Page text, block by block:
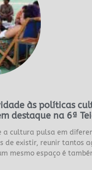
às políticas
destaque na 6ª
a cultura pulsa em
de existir, reunir tantos
mesmo espaço é